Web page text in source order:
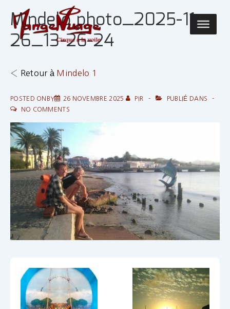
passer
contenu
Main
Mindelo photo_2025-11-
26_13-26-24
‹ Retour à Mindelo 1
POSTED ONBY 26 NOVEMBRE 2025 PIR
PUBLIÉ DANS
NO COMMENTS